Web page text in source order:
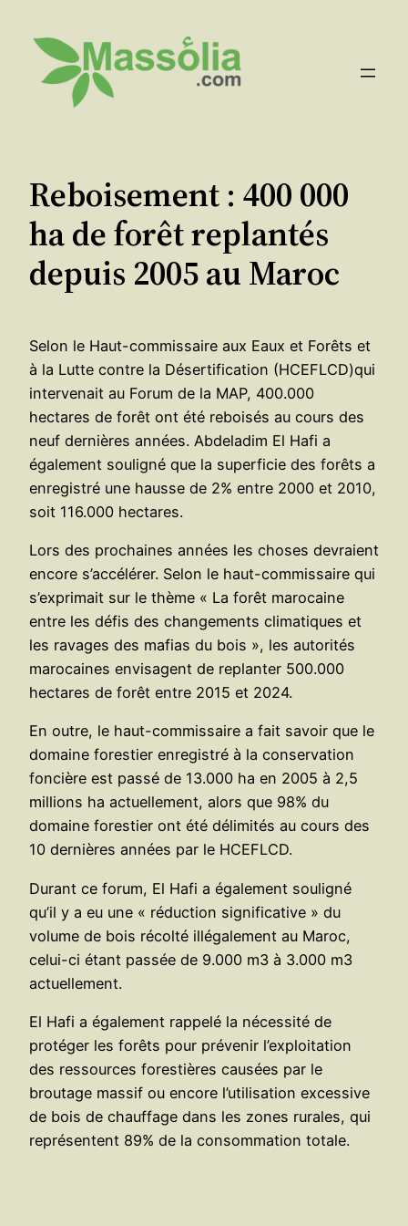
contenu
Reboisement : 400 000
ha de forêt replantés
depuis 2005 au Maroc
Selon le Haut-commissaire aux Eaux et Forêts et
à la Lutte contre la Désertification (HCEFLCD)qui
intervenait au Forum de la MAP, 400.000
hectares de forêt ont été reboisés au cours des
neuf dernières années. Abdeladim El Hafi a
également souligné que la superficie des forêts a
enregistré une hausse de 2% entre 2000 et 2010,
soit 116.000 hectares.
Lors des prochaines années les choses devraient
encore s’accélérer. Selon le haut-commissaire qui
s’exprimait sur le thème « La forêt marocaine
entre les défis des changements climatiques et
les ravages des mafias du bois », les autorités
marocaines envisagent de replanter 500.000
hectares de forêt entre 2015 et 2024.
En outre, le haut-commissaire a fait savoir que le
domaine forestier enregistré à la conservation
foncière est passé de 13.000 ha en 2005 à 2,5
millions ha actuellement, alors que 98% du
domaine forestier ont été délimités au cours des
10 dernières années par le HCEFLCD.
Durant ce forum, El Hafi a également souligné
qu’il y a eu une « réduction significative » du
volume de bois récolté illégalement au Maroc,
celui-ci étant passée de 9.000 m3 à 3.000 m3
actuellement.
El Hafi a également rappelé la nécessité de
protéger les forêts pour prévenir l’exploitation
des ressources forestières causées par le
broutage massif ou encore l’utilisation excessive
de bois de chauffage dans les zones rurales, qui
représentent 89% de la consommation totale.